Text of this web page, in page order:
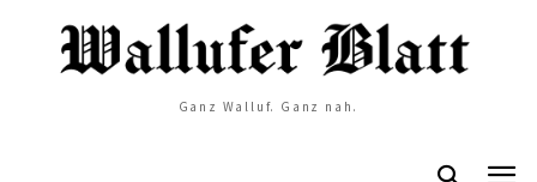
Ganz Walluf. Ganz nah.